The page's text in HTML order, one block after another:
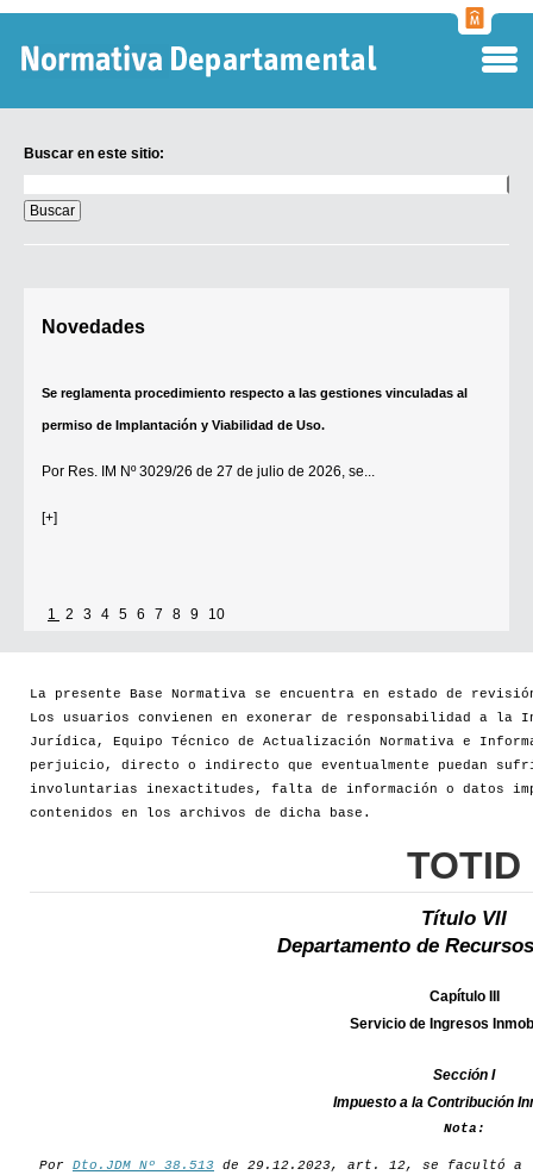
Buscar en este sitio:
en
este
sitio:
Novedades
Se reglamenta procedimiento respecto a las gestiones vinculadas al
permiso de Implantación y Viabilidad de Uso.
Por Res. IM Nº 3029/26 de 27 de julio de 2026, se...
[+]
1 2 3 4 5 6 7 8 9 10
La presente Base Normativa se encuentra en estado de
Los usuarios convienen en exonerar de responsabilidad a la
Jurídica, Equipo Técnico de Actualización Normativa e
perjuicio, directo o indirecto que eventualmente puedan
involuntarias inexactitudes, falta de información o datos
contenidos en los archivos de dicha base.
TOTID
Título VII
Departamento de
Capítulo III
Servicio de Ingresos
Sección I
Impuesto a la Contribución
Nota:
Por Dto.JDM Nº 38.513 de 29.12.2023, art. 12, se facultó a